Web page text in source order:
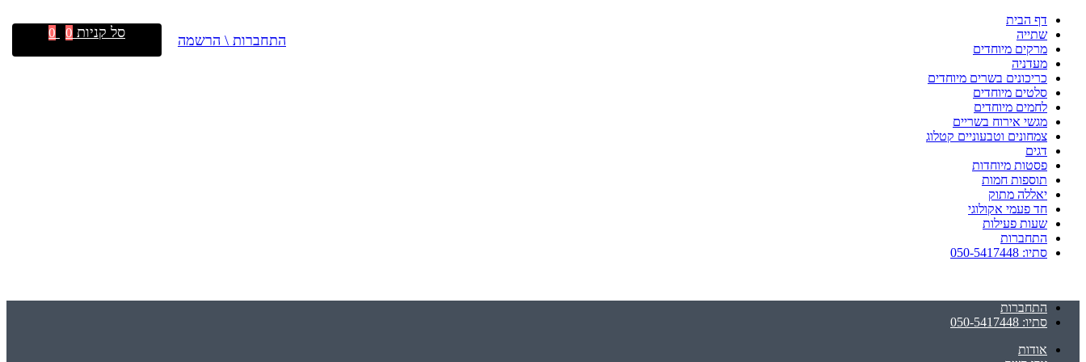
דף הבית
שתייה
מרקים מיוחדים
מעדניה
כריכונים בשרים מיוחדים
סלטים מיוחדים
לחמים מיוחדים
מגשי אירוח בשריים
צמחונים וטבעוניים קטלוג
דגים
פסטות מיוחדות
תוספות חמות
יאללה מתוק
חד פעמי אקולוגי
שעות פעילות
התחברות
סתיו: 050-5417448
התחברות
סתיו: 050-5417448
אודות
התחברות \ הרשמה סל קניות 0
0